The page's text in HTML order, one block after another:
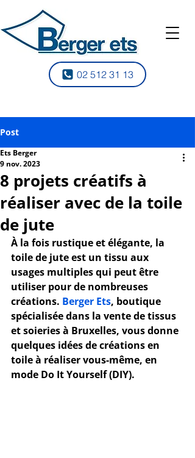
02 512 31 13
Post
8 projets créatifs à
réaliser avec de la toile
de jute
Ets Berger
9 nov. 2023
À la fois rustique et élégante, la
toile de jute est un tissu aux
usages multiples qui peut être
utiliser pour de nombreuses
créations. Berger Ets, boutique
spécialisée dans la vente de tissus
et soieries à Bruxelles, vous donne
quelques idées de créations en
toile à réaliser vous-même, en
mode Do It Yourself (DIY).